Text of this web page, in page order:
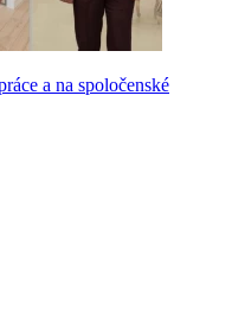
a na spoločenské